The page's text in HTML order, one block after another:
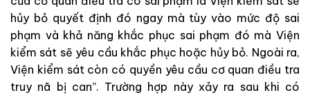
hủy bỏ quyết định đó ngay mà tùyvào mức độ sai
phạm và khả năng khắc phục sai phạm đó màViện
kiểm sát sẽ yêu cầu khắc phục hoặc hủy bỏ. Ngoài ra,
Viện kiểm sát còn có quyền yêu cầu cơ quan điều tra
truy nã bị can”. Trường hợp này xảy ra sau khi có